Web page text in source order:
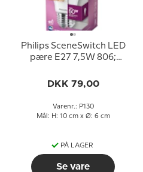
Philips SceneSwitch LED
pære E27 7,5W 806;
60;30;16 watt) Varm
2700/2500/2200K
(15000 timer)
DKK 79,00
Varenr.: P130
Mål: H: 10 cm x Ø: 6 cm
PÅ LAGER
Se vare